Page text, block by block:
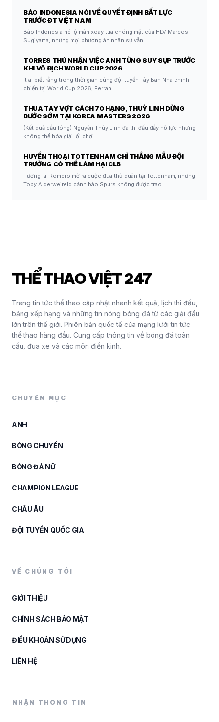
BÁO INDONESIA NÓI VỀ QUYẾT ĐỊNH BẤT LỰC
TRƯỚC ĐT VIỆT NAM
Báo Indonesia hé lộ màn xoay tua chóng mặt của HLV Marcos
Sugiyama, nhưng mọi phương án nhân sự vẫn…
TORRES THÚ NHẬN VIỆC ANH TỪNG SUY SỤP TRƯỚC
KHI VÔ ĐỊCH WORLD CUP 2026
Ít ai biết rằng trong thời gian cùng đội tuyển Tây Ban Nha chinh
chiến tại World Cup 2026, Ferran…
THUA TAY VỢT CÁCH 70 HẠNG, THUỲ LINH DỪNG
BƯỚC SỚM TẠI KOREA MASTERS 2026
(Kết quả cầu lông) Nguyễn Thùy Linh đã thi đấu đầy nỗ lực nhưng
không thể hóa giải lối chơi…
HUYỀN THOẠI TOTTENHAM CHỈ THẲNG MẪU ĐỘI
TRƯỞNG CÓ THỂ LÀM HẠI CLB
Tương lai Romero mở ra cuộc đua thủ quân tại Tottenham, nhưng
Toby Alderweireld cảnh báo Spurs không được trao…
THỂ THAO VIỆT 247
Trang tin tức thể thao cập nhật nhanh kết quả, lịch thi đấu,
bảng xếp hạng và những tin nóng bóng đá từ các giải đấu
lớn trên thế giới. Phiên bản quốc tế của mạng lưới tin tức
thể thao hàng đầu. Cung cấp thông tin về bóng đá toàn
cầu, đua xe và các môn điền kinh.
CHUYÊN MỤC
ANH
BÓNG CHUYỀN
BÓNG ĐÁ NỮ
CHAMPION LEAGUE
CHÂU ÂU
ĐỘI TUYỂN QUỐC GIA
VỀ CHÚNG TÔI
GIỚI THIỆU
CHÍNH SÁCH BẢO MẬT
ĐIỀU KHOẢN SỬ DỤNG
LIÊN HỆ
NHẬN THÔNG TIN